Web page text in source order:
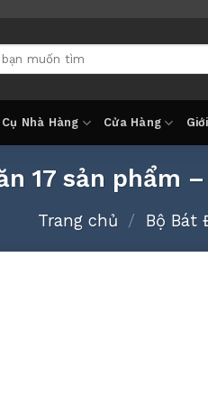
Nhà Hàng Cửa Hàng
17 sản phẩm
Trang chủ / Bộ Bát